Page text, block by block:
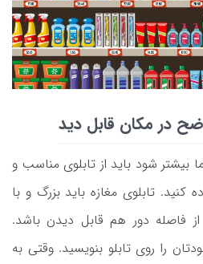
بیشتر شود باید از تابلوی مناسب و
کنید. تابلوی مغازه باید بزرگ و با
فاصله دور هم قابل دیدن باشد.
را روی تابلو بنویسید. وقتی به